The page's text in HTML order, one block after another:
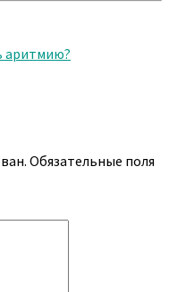
аритмию?
Обязательные поля